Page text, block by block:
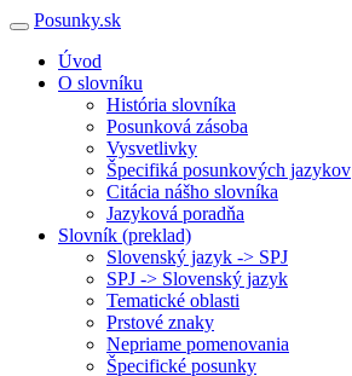
Posunky.sk
Úvod
O slovníku
História slovníka
Posunková zásoba
Vysvetlivky
Špecifiká posunkových jazykov
Citácia nášho slovníka
Jazyková poradňa
Slovník (preklad)
Slovenský jazyk -> SPJ
SPJ -> Slovenský jazyk
Tematické oblasti
Prstové znaky
Nepriame pomenovania
Špecifické posunky